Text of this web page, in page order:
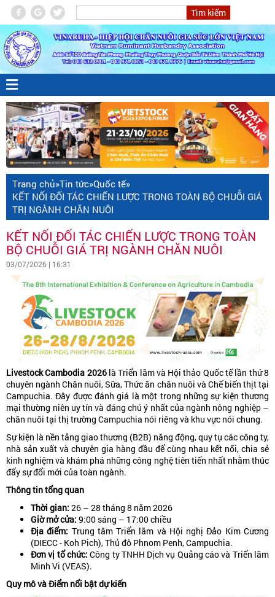
Trang chủ»Tin tức»Quốc tế»
KẾT NỐI ĐỐI TÁC CHIẾN LƯỢC TRONG TOÀN BỘ CHUỖI GIÁ
TRỊ NGÀNH CHĂN NUÔI
KẾT NỐI ĐỐI TÁC CHIẾN LƯỢC TRONG TOÀN
BỘ CHUỖI GIÁ TRỊ NGÀNH CHĂN NUÔI
03/07/2026 | 16:31
Livestock Cambodia 2026là Triển lãm và Hội thảo Quốc tế lần thứ 8
chuyên ngành Chăn nuôi, Sữa, Thức ăn chăn nuôi và Chế biến thịt tại
Campuchia. Đây được đánh giá là một trong những sự kiện thương
mại thường niên uy tín và đáng chú ý nhất của ngành nông nghiệp –
chăn nuôi tại thị trường Campuchia nói riêng và khu vực nói chung.
Sự kiện là nền tảng giao thương (B2B) năng động, quy tụ các công ty,
nhà sản xuất và chuyên gia hàng đầu để cùng nhau kết nối, chia sẻ
kinh nghiệm và khám phá những công nghệ tiên tiến nhất nhằm thúc
đẩy sự đổi mới của toàn ngành.
Thông tin tổng quan
Thời gian: 26 – 28 tháng 8 năm 2026
Giờ mở cửa: 9:00 sáng – 17:00 chiều
Địa điểm: Trung tâm Triển lãm và Hội nghị Đảo Kim Cương
(DIECC - Koh Pich), Thủ đô Phnom Penh, Campuchia.
Đơn vị tổ chức: Công ty TNHH Dịch vụ Quảng cáo và Triển lãm
Minh Vi (VEAS).
Quy mô và Điểm nổi bật dự kiến